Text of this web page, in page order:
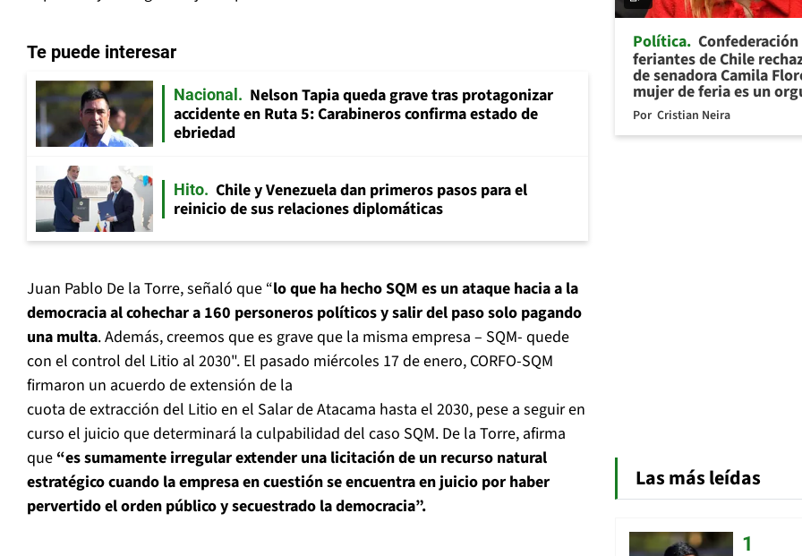
Te puede interesar
Nacional
Nelson Tapia queda grave tras protagonizar
accidente en Ruta 5: Carabineros confirma estado de
ebriedad
Hito
Chile y Venezuela dan primeros pasos para el
reinicio de sus relaciones diplomáticas
Juan Pablo De la Torre, señaló que “lo que ha hecho SQM es un ataque hacia a la
democracia al cohechar a 160 personeros políticos y salir del paso solo pagando
una multa. Además, creemos que es grave que la misma empresa – SQM- quede
con el control del Litio al 2030". El pasado miércoles 17 de enero, CORFO-SQM
firmaron un acuerdo de extensión de la
cuota de extracción del Litio en el Salar de Atacama hasta el 2030, pese a seguir en
curso el juicio que determinará la culpabilidad del caso SQM. De la Torre, afirma
que “es sumamente irregular extender una licitación de un recurso natural
estratégico cuando la empresa en cuestión se encuentra en juicio por haber
pervertido el orden público y secuestrado la democracia”.
Política Confederación
feriantes de Chile
de senadora Camila
mujer de feria es un
Por Cristian Neira
Las más leídas